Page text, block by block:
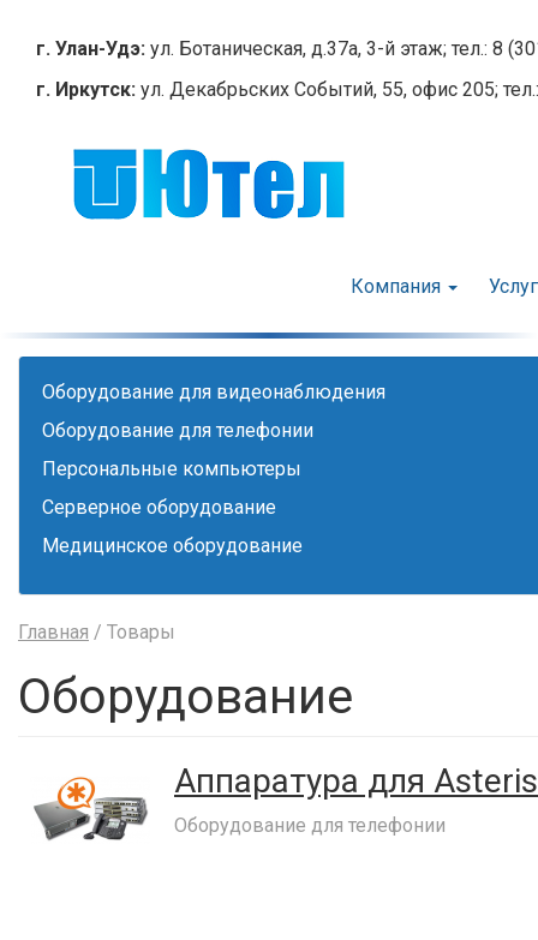
содержанию
г. Улан-Удэ: ул. Ботаническая, д.37а, 3-й этаж; тел.: 8
г. Иркутск: ул. Декабрьских Событий, 55, офис 205;
Компания
Оборудование для видеонаблюдения
Оборудование для телефонии
Персональные компьютеры
Серверное оборудование
Медицинское оборудование
Главная / Товары
Оборудование
Аппаратура для
Оборудование для телефонии